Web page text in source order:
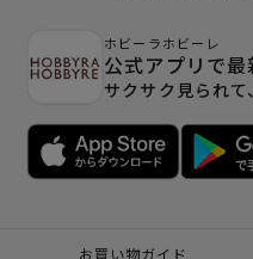
ホビーラホビーレ
公式アプリで最
サクサク見られ
お買い物ガイド